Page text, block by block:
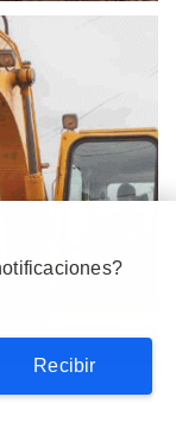
Recibir